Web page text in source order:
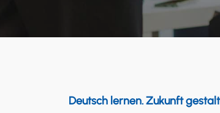
Deutsch lernen. Zukunft